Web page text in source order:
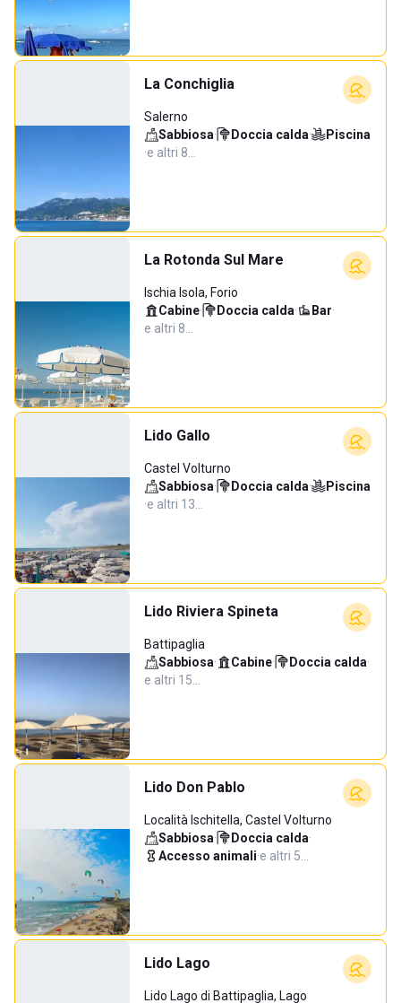
La Conchiglia
Salerno
Sabbiosa· Doccia calda·
Piscina
·e altri 8…
La Rotonda Sul Mare
Ischia Isola, Forio
Cabine· Doccia calda· Bar·
e altri 8…
Lido Gallo
Castel Volturno
Sabbiosa· Doccia calda·
Piscina
·e altri 13…
Lido Riviera Spineta
Battipaglia
Sabbiosa· Cabine· Doccia calda·
e altri 15…
Lido Don Pablo
Località Ischitella, Castel Volturno
Sabbiosa· Doccia calda·
Accesso animali·e altri 5…
Lido Lago
Lido Lago di Battipaglia, Lago